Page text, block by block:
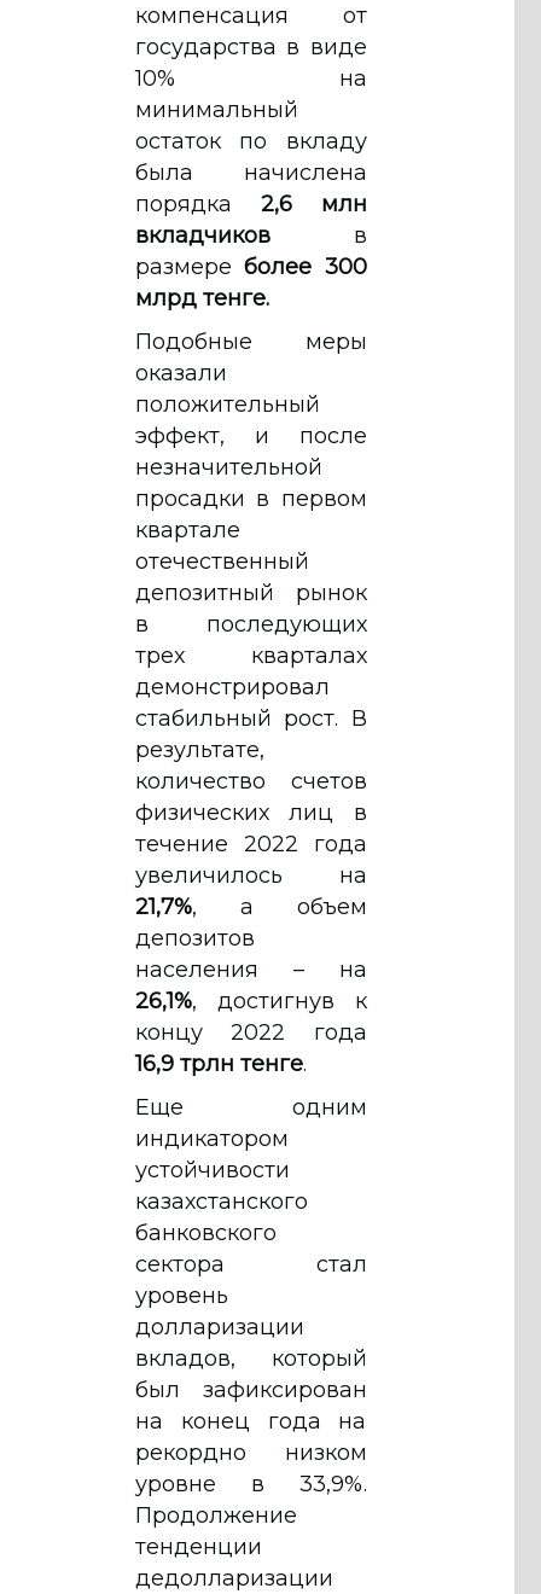
компенсация от
государства в виде
10% на
минимальный
остаток по вкладу
была начислена
порядка 2,6 млн
вкладчиков в
размереболее 300
млрд тенге.
Подобные меры
оказали
положительный
эффект, и после
незначительной
просадки в первом
квартале
отечественный
депозитный рынок
в последующих
трех кварталах
демонстрировал
стабильный рост. В
результате,
количество счетов
физических лиц в
течение 2022 года
увеличилось на
21,7%, а объем
депозитов
населения – на
26,1%, достигнув к
концу 2022 года
16,9 трлн тенге.
Еще одним
индикатором
устойчивости
казахстанского
банковского
сектора стал
уровень
долларизации
вкладов, который
был зафиксирован
на конец года на
рекордно низком
уровне в 33,9%.
Продолжение
тенденции
дедолларизации